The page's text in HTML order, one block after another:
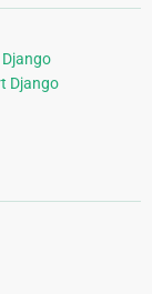
Django